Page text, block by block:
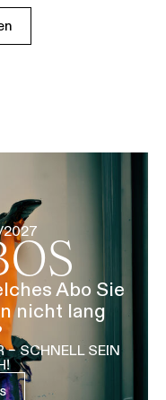
2027
Abo Sie
nicht lang
– SCHNELL SEIN